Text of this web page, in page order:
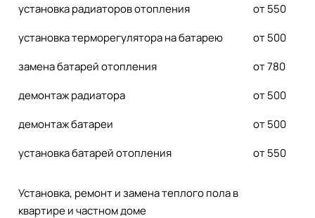
установка радиаторов отопления
от 550
установка терморегулятора на батарею
от 500
замена батарей отопления
от 780
демонтаж радиатора
от 500
демонтаж батареи
от 500
установка батарей отопления
от 550
Установка, ремонт и замена теплого пола в
квартире и частном доме